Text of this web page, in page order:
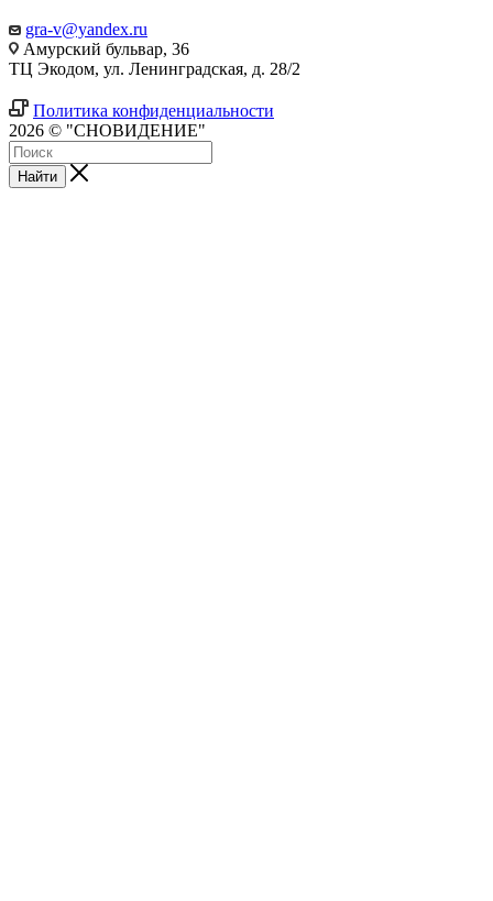
gra-v@yandex.ru
Амурский бульвар, 36
ТЦ Экодом, ул. Ленинградская, д. 28/2
Политика конфиденциальности
2026 © "СНОВИДЕНИЕ"
Найти